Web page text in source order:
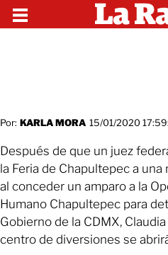
Por: KARLA MORA 15/01/2020
Después de que un juez
la Feria de Chapultepec a
al conceder un amparo a la
Humano Chapultepec para
Gobierno de la CDMX,
centro de diversiones se